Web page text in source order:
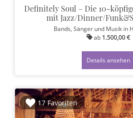
Definitely Soul – Die 10-
mit Jazz/Dinner/
Bands, Sänger und Musik in
ab 1.500,00 €
Details ansehen
17 Favoriten